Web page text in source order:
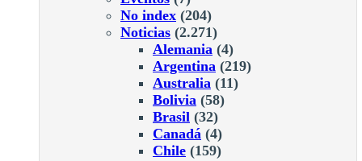
No index (204)
Noticias (2.271)
Alemania (4)
Argentina (219)
Australia (11)
Bolivia (58)
Brasil (32)
Canadá (4)
Chile (159)